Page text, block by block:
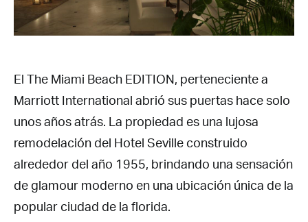
El The Miami Beach EDITION, perteneciente a
Marriott International abrió sus puertas hace solo
unos años atrás. La propiedad es una lujosa
remodelación del Hotel Seville construido
alrededor del año 1955, brindando una sensación
de glamour moderno en una ubicación única de la
popular ciudad de la florida.